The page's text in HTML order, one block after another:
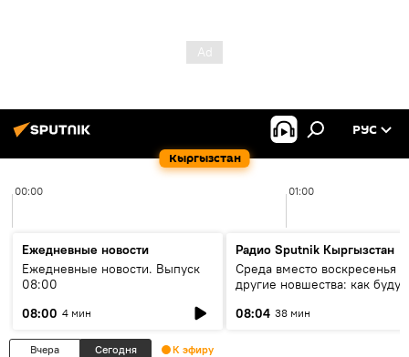
Кыргызстан
РУС
00:00 01:00
Ежедневные новости
Ежедневные новости. Выпуск
08:00
08:00 4 мин
Радио Sputnik Кыргызстан
Среда вместо воскресенья и
другие новшества: как будут
08:04 38 мин
Вчера Сегодня К эфиру